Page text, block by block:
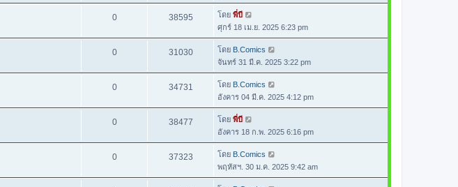
0 38595 โดย พี่บี
ศุกร์ 18 เม.ย. 2025 6:23 pm
0 31030 โดย B.Comics
จันทร์ 31 มี.ค. 2025 3:22 pm
0 34731 โดย B.Comics
อังคาร 04 มี.ค. 2025 4:12 pm
0 38477 โดย พี่บี
อังคาร 18 ก.พ. 2025 6:16 pm
0 37323 โดย B.Comics
พฤหัสฯ. 30 ม.ค. 2025 9:42 am